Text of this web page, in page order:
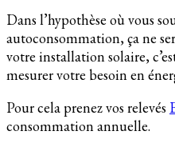
Dans l’hypothèse où vous
autoconsommation, ça ne
votre installation solaire,
mesurer votre besoin en
Pour cela prenez vos relevés
consommation annuelle.